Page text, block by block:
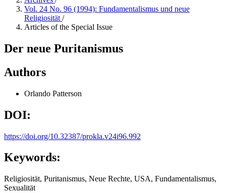
Vol. 24 No. 96 (1994): Fundamentalismus und neue
Religiosität /
Articles of the Special Issue
Der neue Puritanismus
Authors
Orlando Patterson
DOI:
https://doi.org/10.32387/prokla.v24i96.992
Keywords:
Religiosität, Puritanismus, Neue Rechte, USA, Fundamentalismus,
Sexualität